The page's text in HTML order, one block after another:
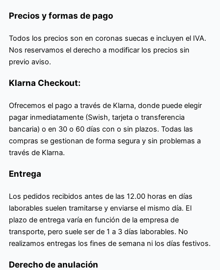
Precios y formas de pago
Todos los precios son en coronas suecas e incluyen el IVA.
Nos reservamos el derecho a modificar los precios sin
previo aviso.
Klarna Checkout:
Ofrecemos el pago a través de Klarna, donde puede elegir
pagar inmediatamente (Swish, tarjeta o transferencia
bancaria) o en 30 o 60 días con o sin plazos. Todas las
compras se gestionan de forma segura y sin problemas a
través de Klarna.
Entrega
Los pedidos recibidos antes de las 12.00 horas en días
laborables suelen tramitarse y enviarse el mismo día. El
plazo de entrega varía en función de la empresa de
transporte, pero suele ser de 1 a 3 días laborables. No
realizamos entregas los fines de semana ni los días festivos.
Derecho de anulación